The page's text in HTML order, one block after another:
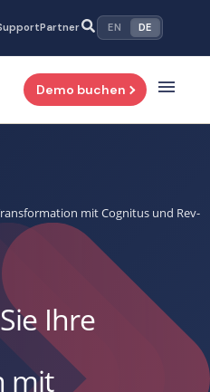
Partner EN DE
Demo buchen
mit Cognitus und Rev-
Ihre
mit